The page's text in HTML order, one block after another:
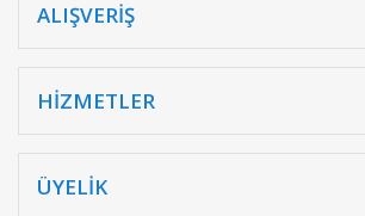
ALIŞVERİŞ
HİZMETLER
ÜYELİK